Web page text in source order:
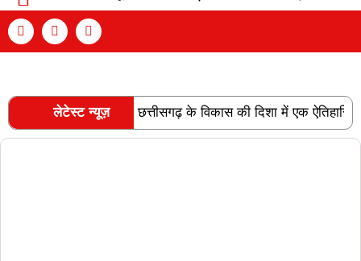
लेटेस्ट न्यूज़
रेल लाइन की स्वीकृति छत्तीसगढ़ के विकास की दिशा में एक ऐतिहासिक
RECENT POSTS